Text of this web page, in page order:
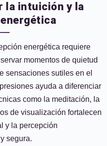
la intuición y la
energética requiere
momentos de quietud
sensaciones sutiles en el
ayuda a diferenciar
como la meditación, la
de visualización fortalecen
y la percepción
segura.